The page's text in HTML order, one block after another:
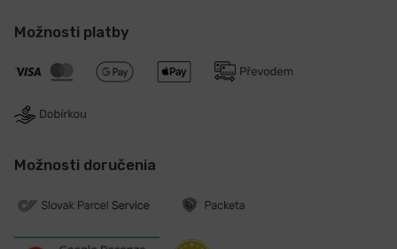
Možnosti platby
Možnosti doručenia